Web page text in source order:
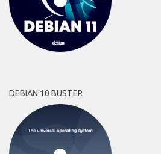
DEBIAN 10 BUSTER